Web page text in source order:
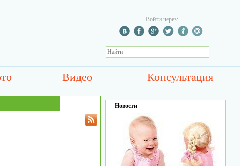
Войти через:
Видео Консультация
Новости